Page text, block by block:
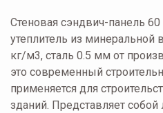
Стеновая сэндвич-панель
утеплитель из минеральной
кг/м3, сталь 0.5 мм от
это современный
применяется для
зданий. Представляет